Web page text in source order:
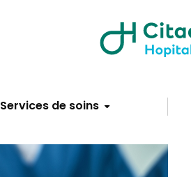
Services de soins